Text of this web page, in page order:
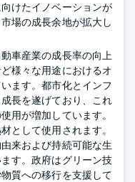
けたイノベーションが
場の成長余地が拡大し
車産業の成長率の向上
様々な用途におけるオ
ます。都市化とインフ
長を遂げており、これ
用が増加しています。
として使用されます。
来および持続可能な生
す。政府はグリーン技
質への移行を支援して